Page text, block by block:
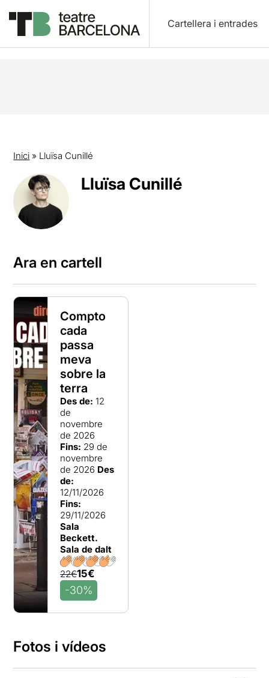
Cartellera i entrades
Inici » Lluïsa Cunillé
Lluïsa Cunillé
Ara en cartell
Compto
cada
passa
meva
sobre la
terra
Des de: 12
de
novembre
de 2026
Fins: 29 de
novembre
de 2026 Des
de:
12/11/2026
Fins:
29/11/2026
Sala
Beckett.
Sala de dalt
22€15€
-30%
Fotos i vídeos